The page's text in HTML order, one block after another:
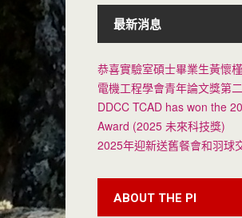
最新消息
恭喜實驗室碩士畢業生黃懷
電機工程學會青年論文獎第
DDCC TCAD has won the
Award (2025 未來科技獎)
2025年迎新送舊餐會和羽球
ABOUT THE PI